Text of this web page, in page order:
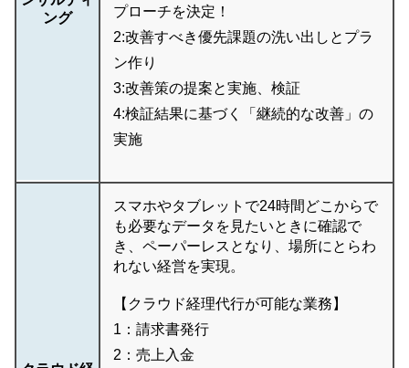
ング
プローチを決定！
2:改善すべき優先課題の洗い出しとプラ
ン作り
3:改善策の提案と実施、検証
4:検証結果に基づく「継続的な改善」の
実施
スマホやタブレットで24時間どこからで
も必要なデータを見たいときに確認で
き、ペーパーレスとなり、場所にとらわ
れない経営を実現。
【クラウド経理代行が可能な業務】
1：請求書発行
2：売上入金